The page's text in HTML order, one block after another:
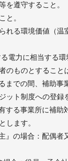
を遵守すること。
と。
れる環境価値（
電力に相当する
のものとすること
までの間、補助事
ット制度への登録
する事業所に補助
します。
の場合：配偶者